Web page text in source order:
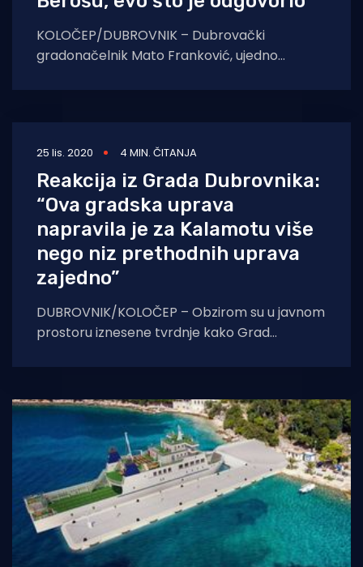
KOLOČEP/DUBROVNIK – Dubrovački
gradonačelnik Mato Franković, ujedno
satu je postavio pitanje ministru zdravstva
25 lis. 2020 4 MIN. ČITANJA
Reakcija iz Grada Dubrovnika:
“Ova gradska uprava
napravila je za Kalamotu više
nego niz prethodnih uprava
zajedno”
DUBROVNIK/KOLOČEP – Obzirom su u javnom
prostoru iznesene tvrdnje kako Grad
jednak način kao